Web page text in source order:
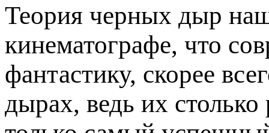
Теория черных дыр
кинематографе, что
фантастику, скорее
дырах, ведь их